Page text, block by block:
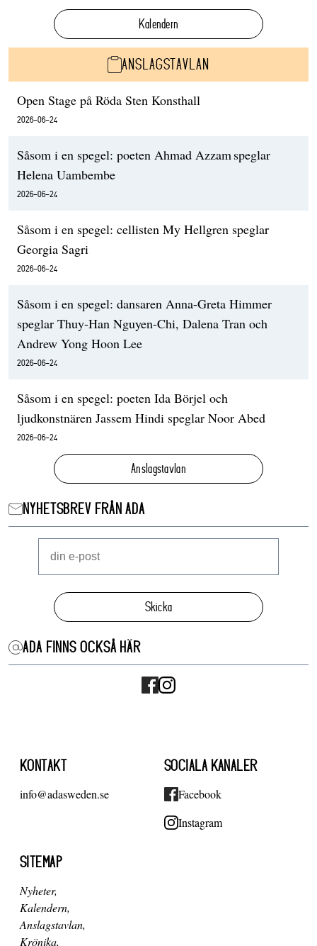
Kalendern
ANSLAGSTAVLAN
Open Stage på Röda Sten Konsthall
2026-06-24
Såsom i en spegel: poeten Ahmad Azzam speglar
Helena Uambembe
2026-06-24
Såsom i en spegel: cellisten My Hellgren speglar
Georgia Sagri
2026-06-24
Såsom i en spegel: dansaren Anna-Greta Himmer
speglar Thuy-Han Nguyen-Chi, Dalena Tran och
Andrew Yong Hoon Lee
2026-06-24
Såsom i en spegel: poeten Ida Börjel och
ljudkonstnären Jassem Hindi speglar Noor Abed
2026-06-24
Anslagstavlan
NYHETSBREV FRÅN ADA
Skicka
ADA FINNS OCKSÅ HÄR
KONTAKT
info@adasweden.se
SOCIALA KANALER
Facebook
Instagram
SITEMAP
Nyheter
Kalendern
Anslagstavlan
Krönika